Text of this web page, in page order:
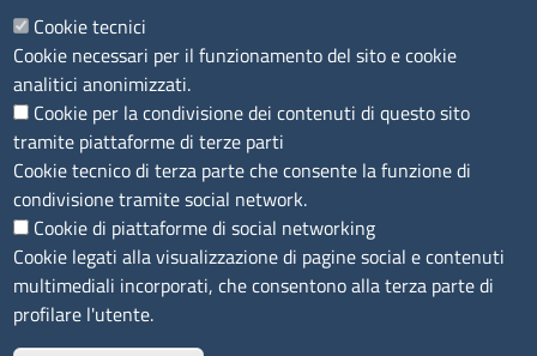
Informative privacy e cookie
Verifiche PA
Attuazione misure PNRR
Modulistica
SEGUICI SU
Cookie tecnici
Cookie necessari per il funzionamento del sito e cookie
analitici anonimizzati.
Cookie per la condivisione dei contenuti di questo sito
tramite piattaforme di terze parti
Cookie tecnico di terza parte che consente la funzione di
condivisione tramite social network.
Cookie di piattaforme di social networking
Cookie legati alla visualizzazione di pagine social e contenuti
multimediali incorporati, che consentono alla terza parte di
profilare l'utente.